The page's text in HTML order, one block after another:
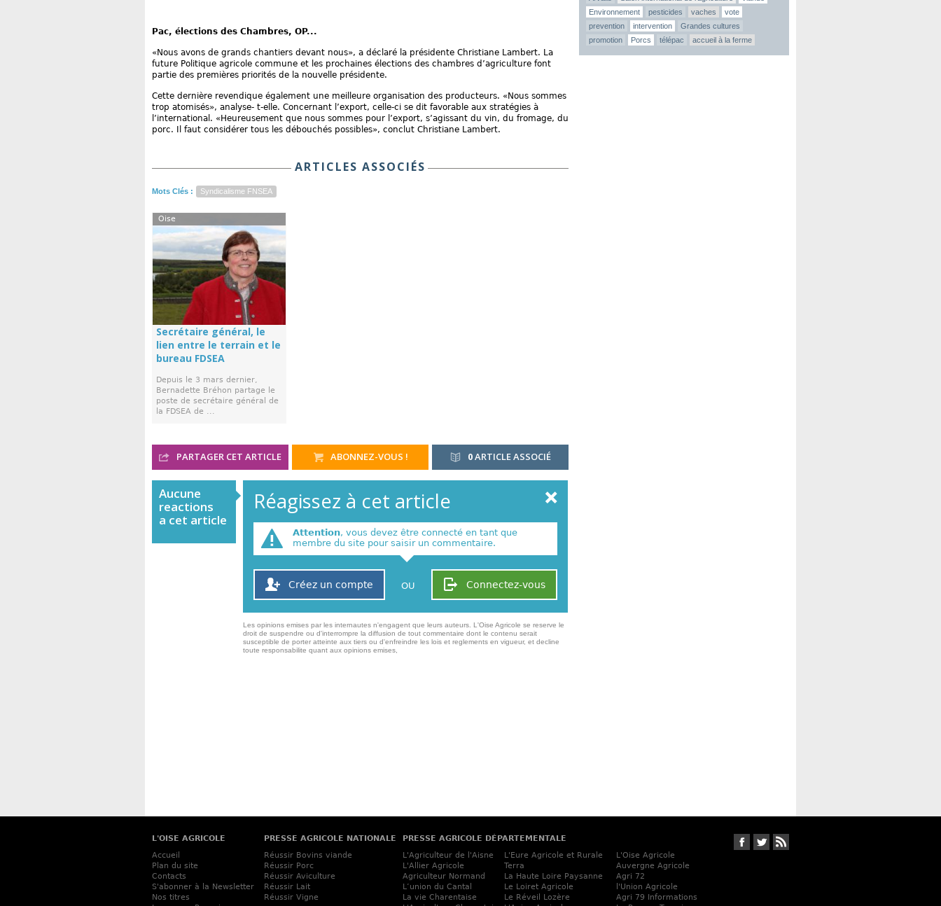
Pac, élections des Chambres, OP...
«Nous avons de grands chantiers devant nous», a déclaré la présidente Christiane Lambert. La
future Politique agricole commune et les prochaines élections des chambres d’agriculture font
partie des premières priorités de la nouvelle présidente.
Cette dernière revendique également une meilleure organisation des producteurs. «Nous sommes
trop atomisés», analyse- t-elle. Concernant l’export, celle-ci se dit favorable aux stratégies à
l’international. «Heureusement que nous sommes pour l’export, s’agissant du vin, du fromage, du
porc. Il faut considérer tous les débouchés possibles», conclut Christiane Lambert.
ARTICLES ASSOCIÉS
Mots Clés : Syndicalisme FNSEA
Oise
Secrétaire général, le
lien entre le terrain et le
bureau FDSEA
Depuis le 3 mars dernier,
Bernadette Bréhon partage le
poste de secrétaire général de
la FDSEA de ...
0ARTICLE ASSOCIÉ
PARTAGER CET ARTICLE ABONNEZ-VOUS !
Aucune
reactions
a cet article
Réagissez à cet article
Attention, vous devez être connecté en tant que
membre du site pour saisir un commentaire.
Connectez-vous
Créez un compte OU
Les opinions emises par les internautes n'engagent que leurs auteurs. L'Oise Agricole se reserve le
droit de suspendre ou d'interrompre la diffusion de tout commentaire dont le contenu serait
susceptible de porter atteinte aux tiers ou d'enfreindre les lois et reglements en vigueur, et decline
toute responsabilite quant aux opinions emises,
Environnement
pesticides vaches
vote
prevention
intervention
Grandes cultures
promotion
Porcs télépac accueil à la ferme
Suivez-nous sur Facebook
Suivez-nous sur Twitter
L'OISE AGRICOLE
Accueil
Plan du site
Contacts
S'abonner à la Newsletter
Nos titres
PRESSE AGRICOLE NATIONALE
Réussir Bovins viande
Réussir Porc
Réussir Aviculture
Réussir Lait
Réussir Vigne
PRESSE AGRICOLE DÉPARTEMENTALE
L'Agriculteur de l'Aisne
L'Allier Agricole
Agriculteur Normand
L’union du Cantal
La vie Charentaise
L'Eure Agricole et Rurale
Terra
La Haute Loire Paysanne
Le Loiret Agricole
Le Réveil Lozère
L'Oise Agricole
Auvergne Agricole
Agri 72
l'Union Agricole
Agri 79 Informations